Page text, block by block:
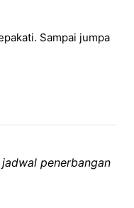
Sampai jumpa
penerbangan